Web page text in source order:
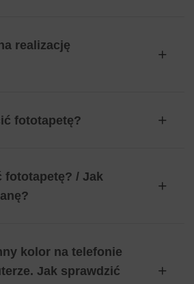
realizację
fototapetę?
fototapetę? / Jak
kolor na telefonie
Jak sprawdzić